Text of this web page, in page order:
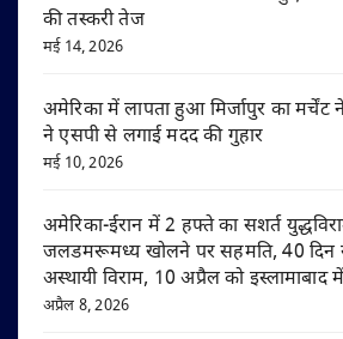
की तस्करी तेज
मई 14, 2026
अमेरिका में लापता हुआ मिर्जापुर का
ने एसपी से लगाई मदद की गुहार
मई 10, 2026
अमेरिका-ईरान में 2 हफ्ते का सशर्त
जलडमरूमध्य खोलने पर सहमति, 40 दिन
अस्थायी विराम, 10 अप्रैल को इस्लामाबाद
अप्रैल 8, 2026